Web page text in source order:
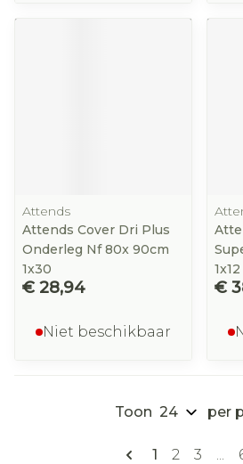
Attends
Attends Cover Dri Plus
Onderleg Nf 80x 90cm
1x30
€ 28,94
Niet beschikbaar
1x12
€
U lees
1 Pagina
2 3 ...
Toon per